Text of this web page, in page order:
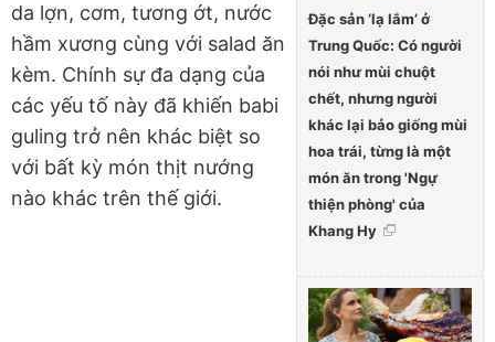
Đặc sản ‘lạ lắm’ ở
Trung Quốc: Có người
nói như mùi chuột
chết, nhưng người
khác lại bảo giống mùi
hoa trái, từng là một
món ăn trong 'Ngự
thiện phòng' của
Khang Hy
da lợn, cơm, tương ớt, nước
hầm xương cùng với salad ăn
kèm. Chính sự đa dạng của
các yếu tố này đã khiến babi
guling trở nên khác biệt so
với bất kỳ món thịt nướng
nào khác trên thế giới.